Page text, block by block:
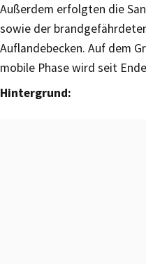
Außerdem erfolgten die
sowie der
Auflandebecken. Auf dem
mobile Phase wird seit
Hintergrund: